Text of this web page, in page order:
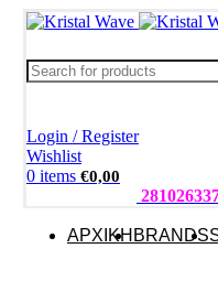
Login / Register
Wishlist
0 items €0,00
ΑΡΧΙΚΗ BRANDS